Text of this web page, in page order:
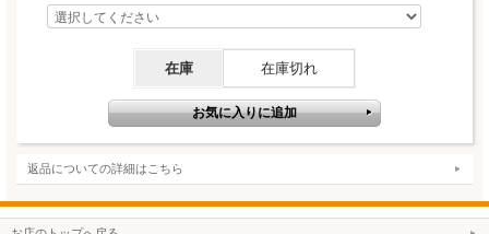
在庫 在庫切れ
返品についての詳細はこちら